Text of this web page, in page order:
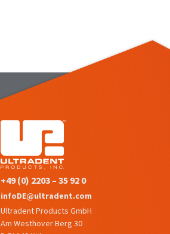
+49 (0) 2203 – 35 92 0
infoDE@ultradent.com
Ultradent Products GmbH
Am Westhover Berg 30